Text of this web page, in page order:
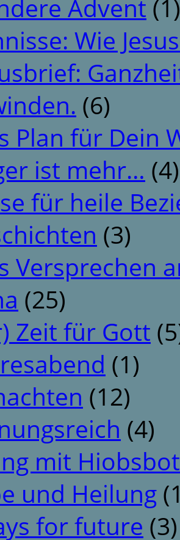
Advent (1)
Wie
(6)
Plan für Dein
ist mehr… (4)
für heile
(3)
Versprechen
(25)
Zeit für Gott
(1)
(12)
(4)
mit
und Heilung
for future (3)